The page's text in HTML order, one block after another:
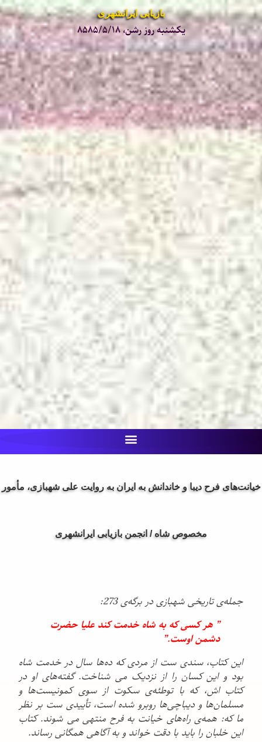
بازیابی ایرانشهری
یکشنبه روز رشن، ۸۵۸۵/۵/۱۸
خیانت‌های فرح دیبا و خاندانش به ایران به روایت علی شهبازی، مأمور
مخصوص شاه / انجمن بازیابی ایرانشهری
جمله‌ی تاریخی شهبازی در برگه‌ی 273:
” هر کسی که به شاه خدمت کند علیا حضرت
دشمن اوست.”
این کتاب، سندی ست از مردی که ده‌ها سال در خدمت شاه
بود و این کسان را از نزدیک می شناخت. گفته‌های او در
کتاب اش، که با توطئه‌ی سکوت از سوی کمونیست‌ها و
مسلمان‌ها و دیباچی‌ها روبرو شده است، تأییدی ست بر نظر
ما که: همه‌ی راه‌های خیانت به فرح منتهی می شوند. کتاب
این خلبان را باید با دقت خواند و به آگاهی همگانی رساند.